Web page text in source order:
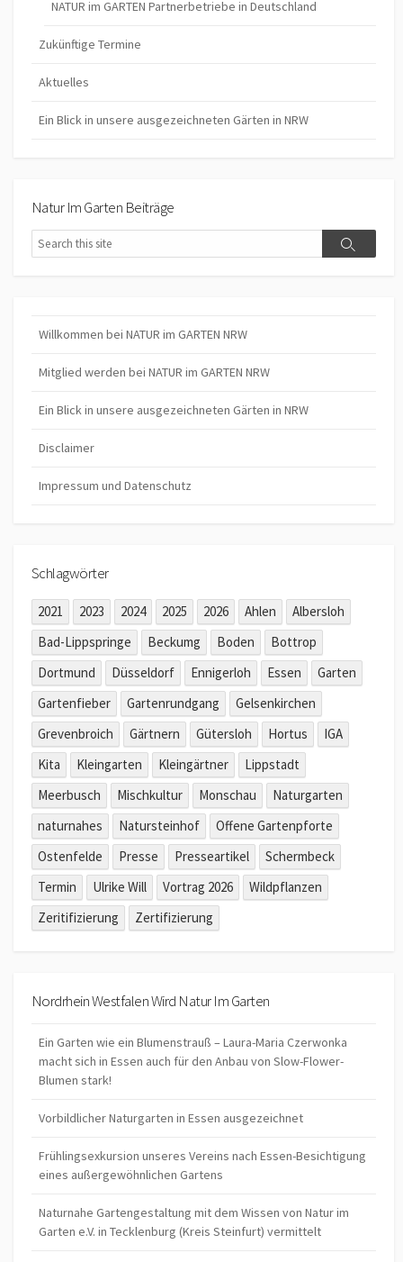
NATUR im GARTEN Partnerbetriebe in Deutschland
Zukünftige Termine
Aktuelles
Ein Blick in unsere ausgezeichneten Gärten in NRW
Natur Im Garten Beiträge
Search
Search
Willkommen bei NATUR im GARTEN NRW
Mitglied werden bei NATUR im GARTEN NRW
Ein Blick in unsere ausgezeichneten Gärten in NRW
Disclaimer
Impressum und Datenschutz
Schlagwörter
2021 2023 2024 2025 2026 Ahlen
Albersloh
Bad-Lippspringe
Beckumg Boden
Bottrop
Dortmund
Düsseldorf Ennigerloh Essen
Garten
Gartenfieber
Gartenrundgang
Gelsenkirchen
Grevenbroich
Gärtnern Gütersloh Hortus
IGA
Kita
Kleingarten Kleingärtner
Lippstadt
Meerbusch
Mischkultur Monschau
Naturgarten
naturnahes
Natursteinhof
Offene Gartenpforte
Ostenfelde
Presse Presseartikel
Schermbeck
Termin
Ulrike Will Vortrag 2026
Wildpflanzen
Zeritifizierung
Zertifizierung
Nordrhein Westfalen Wird Natur Im Garten
Ein Garten wie ein Blumenstrauß – Laura-Maria Czerwonka
macht sich in Essen auch für den Anbau von Slow-Flower-
Blumen stark!
Vorbildlicher Naturgarten in Essen ausgezeichnet
Frühlingsexkursion unseres Vereins nach Essen-Besichtigung
eines außergewöhnlichen Gartens
Naturnahe Gartengestaltung mit dem Wissen von Natur im
Garten e.V. in Tecklenburg (Kreis Steinfurt) vermittelt